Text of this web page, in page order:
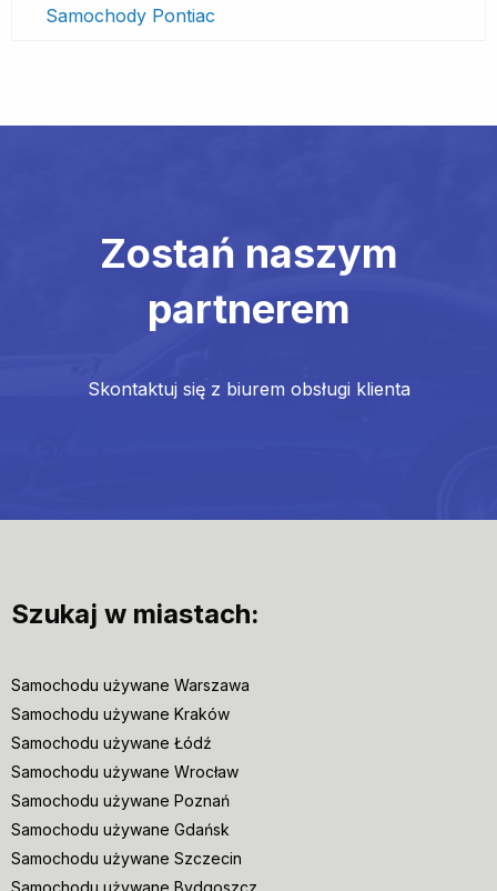
Samochody Pontiac
Zostań naszym
partnerem
Skontaktuj się z biurem obsługi klienta
Szukaj w miastach:
Samochodu używane Warszawa
Samochodu używane Kraków
Samochodu używane Łódź
Samochodu używane Wrocław
Samochodu używane Poznań
Samochodu używane Gdańsk
Samochodu używane Szczecin
Samochodu używane Bydgoszcz